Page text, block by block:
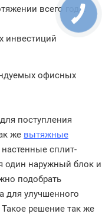
всего года.
инвестиций
офисных
для поступления
же вытяжные
сплит-
один наружный блок и
подобрать
для улучшенного
решение так же